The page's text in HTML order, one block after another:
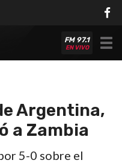
FM 97.1
EN VIVO
Argentina,
a Zambia
5-0 sobre el